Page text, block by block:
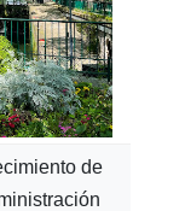
de